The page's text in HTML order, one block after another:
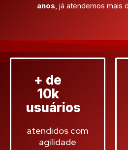
anos , já atendemos mais
+ de
10k
usuários
atendidos com
agilidade